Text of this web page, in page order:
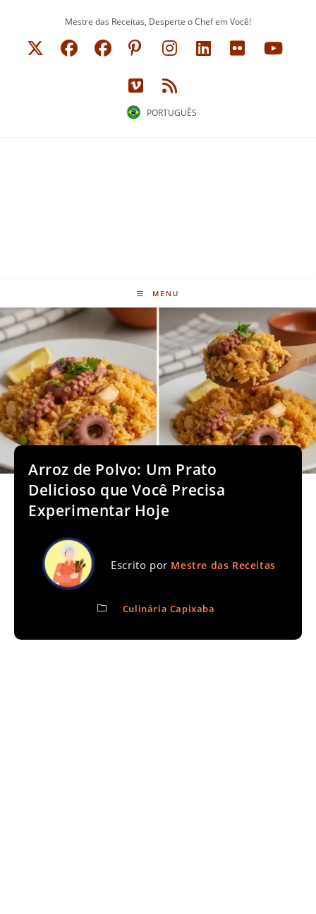
Mestre das Receitas, Desperte o Chef em Você!
PORTUGUÊS
MENU
Arroz de Polvo: Um Prato
Delicioso que Você Precisa
Experimentar Hoje
Escrito por Mestre das Receitas
Culinária Capixaba